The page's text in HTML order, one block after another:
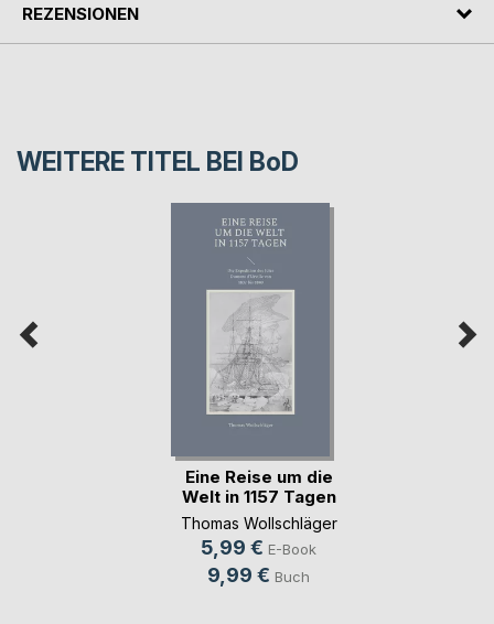
REZENSIONEN
WEITERE TITEL BEI BoD
Eine Reise um die
Welt in 1157 Tagen
Thomas Wollschläger
5,99 € E-Book
9,99 € Buch